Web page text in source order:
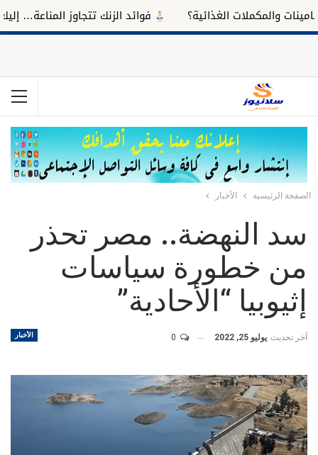
والمكملات الغذائية؟ فوائد الزنك تتجاوز المناعة… إليك
الصفحة الرئيسية الأخبار
سد النهضة.. مصر تحذر
من خطورة سياسات
إثيوبيا “الأحادية”
الأخبار آخر تحديث يوليو 25, 2022